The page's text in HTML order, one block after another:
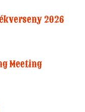
2026
Meeting